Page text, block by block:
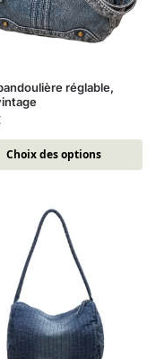
réglable,
Choix des options